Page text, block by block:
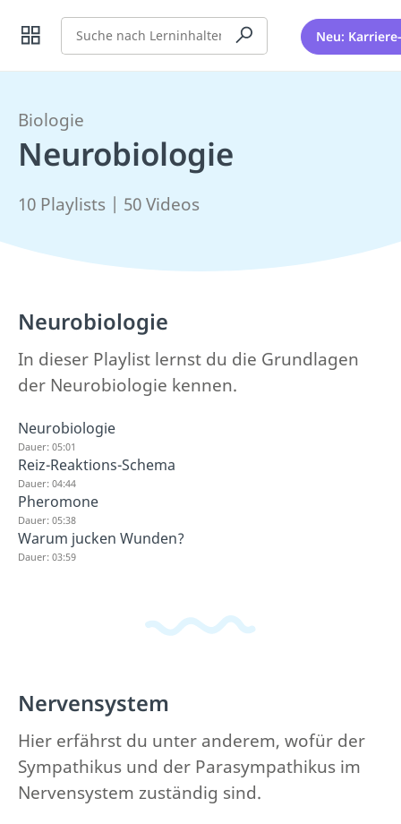
Suche Neu:
Biologie
Neurobiologie
10 Playlists | 50 Videos
Neurobiologie
In dieser Playlist lernst du die Grundlagen
der Neurobiologie kennen.
Neurobiologie
Dauer: 05:01
Reiz-Reaktions-Schema
Dauer: 04:44
Pheromone
Dauer: 05:38
Warum jucken Wunden?
Dauer: 03:59
Nervensystem
Hier erfährst du unter anderem, wofür der
Sympathikus und der Parasympathikus im
Nervensystem zuständig sind.